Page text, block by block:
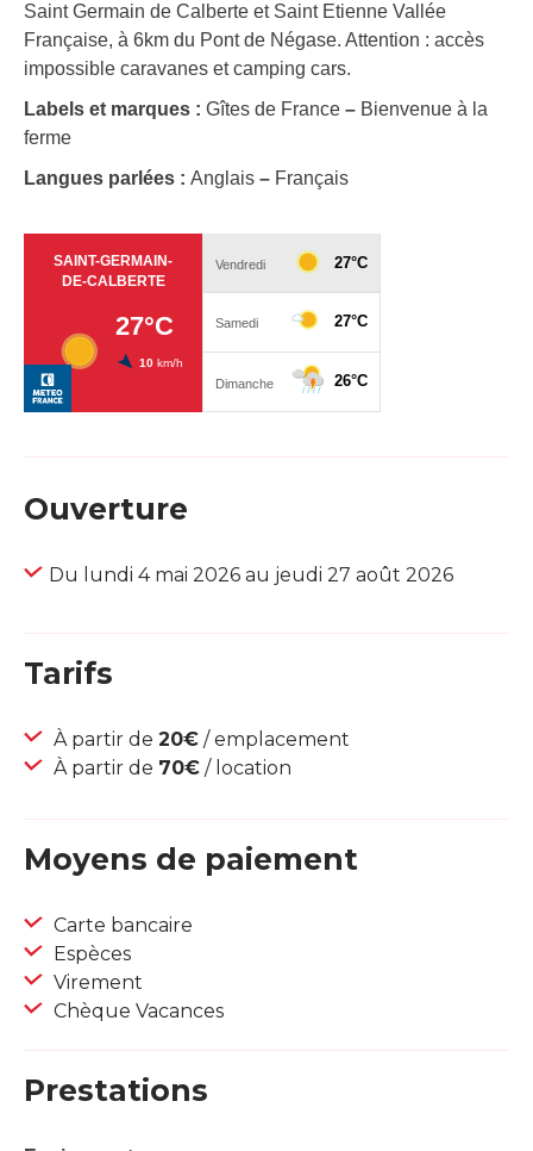
Saint Germain de Calberte et Saint Etienne Vallée
Française, à 6km du Pont de Négase. Attention : accès
impossible caravanes et camping cars.
Labels et marques : Gîtes de France – Bienvenue à la
ferme
Langues parlées : Anglais – Français
Ouverture
Du lundi 4 mai 2026 au jeudi 27 août 2026
Tarifs
À partir de 20€ / emplacement
À partir de 70€ / location
Moyens de paiement
Carte bancaire
Espèces
Virement
Chèque Vacances
Prestations